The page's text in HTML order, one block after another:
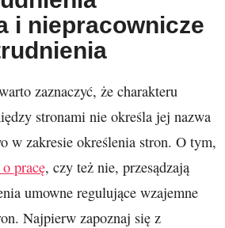
i niepracownicze
zaznaczyć, że charakteru
stronami nie określa jej nazwa
w zakresie określenia stron. O tym,
pracę, czy też nie, przesądzają
umowne regulujące wzajemne
Najpierw zapoznaj się z